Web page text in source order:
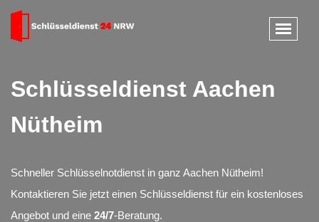
Schlüsseldienst Aachen
Nütheim
Schneller Schlüsselnotdienst in ganz Aachen Nütheim!
Kontaktieren Sie jetzt einen Schlüsseldienst für ein kostenloses
Angebot und eine 24/7-Beratung.